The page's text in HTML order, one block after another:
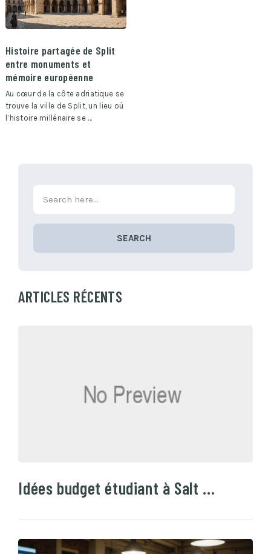
Histoire partagée de Split
entre monuments et
mémoire européenne
Au cœur de la côte adriatique se
trouve la ville de Split, un lieu où
l’histoire millénaire se …
SEARCH
ARTICLES RÉCENTS
Idées budget étudiant à Salt …